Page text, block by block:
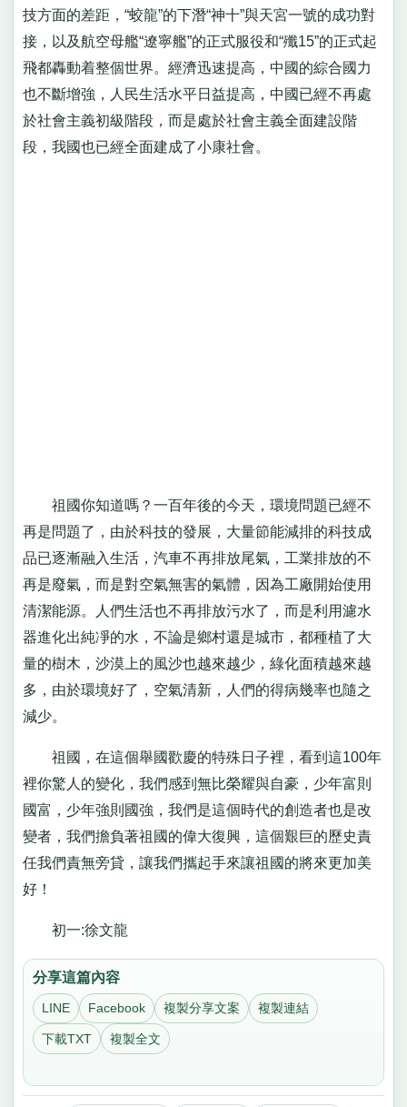
技方面的差距，“蛟龍”的下潛“神十”與天宮一號的成功對
接，以及航空母艦“遼寧艦”的正式服役和“殲15”的正式起
飛都轟動着整個世界。經濟迅速提高，中國的綜合國力
也不斷增強，人民生活水平日益提高，中國已經不再處
於社會主義初級階段，而是處於社會主義全面建設階
段，我國也已經全面建成了小康社會。
祖國你知道嗎？一百年後的今天，環境問題已經不
再是問題了，由於科技的發展，大量節能減排的科技成
品已逐漸融入生活，汽車不再排放尾氣，工業排放的不
再是廢氣，而是對空氣無害的氣體，因為工廠開始使用
清潔能源。人們生活也不再排放污水了，而是利用濾水
器進化出純凈的水，不論是鄉村還是城市，都種植了大
量的樹木，沙漠上的風沙也越來越少，綠化面積越來越
多，由於環境好了，空氣清新，人們的得病幾率也隨之
減少。
祖國，在這個舉國歡慶的特殊日子裡，看到這100年
裡你驚人的變化，我們感到無比榮耀與自豪，少年富則
國富，少年強則國強，我們是這個時代的創造者也是改
變者，我們擔負著祖國的偉大復興，這個艱巨的歷史責
任我們責無旁貸，讓我們攜起手來讓祖國的將來更加美
好！
初一:徐文龍
分享這篇內容
LINE Facebook 複製分享文案 複製連結
下載TXT 複製全文